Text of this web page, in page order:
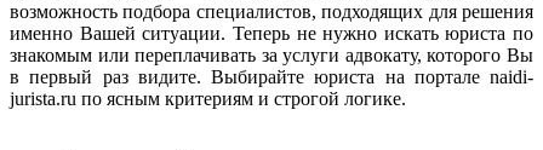
возможность подбора специалистов, подходящих для решения
именно Вашей ситуации. Теперь не нужно искать юриста по
знакомым или переплачивать за услуги адвокату, которого Вы
в первый раз видите. Выбирайте юриста на портале naidi-
jurista.ru по ясным критериям и строгой логике.